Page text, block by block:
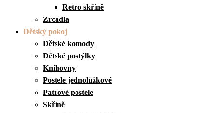
Retro skříně
Zrcadla
Dětský pokoj
Dětské komody
Dětské postýlky
Knihovny
Postele jednolůžkové
Patrové postele
Skříně